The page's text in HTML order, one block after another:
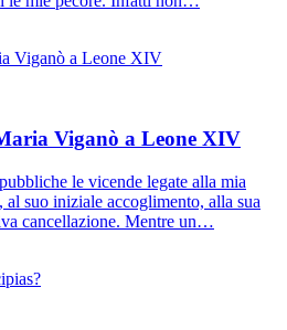
Viganò a Leone XIV
le vicende legate alla mia
suo iniziale accoglimento, alla sua
cancellazione. Mentre un…